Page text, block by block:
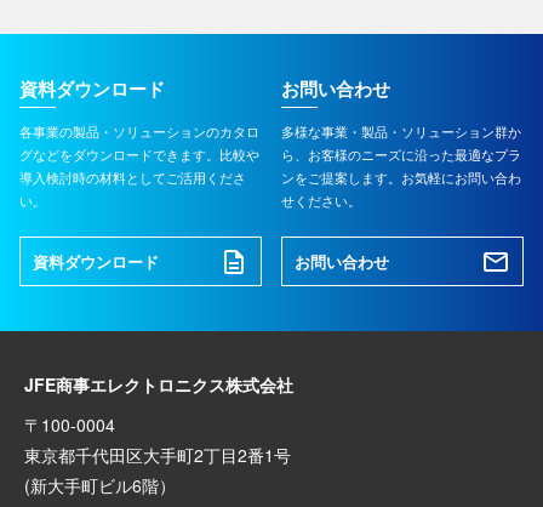
資料ダウンロード
各事業の製品・ソリューションのカタロ
グなどをダウンロードできます。比較や
導入検討時の材料としてご活用くださ
い。
資料ダウンロード
お問い合わせ
多様な事業・製品・ソリューション群か
ら、お客様のニーズに沿った最適なプラ
ンをご提案します。お気軽にお問い合わ
せください。
お問い合わせ
JFE商事エレクトロニクス株式会社
〒100-0004
東京都千代田区大手町2丁目2番1号
(新大手町ビル6階）